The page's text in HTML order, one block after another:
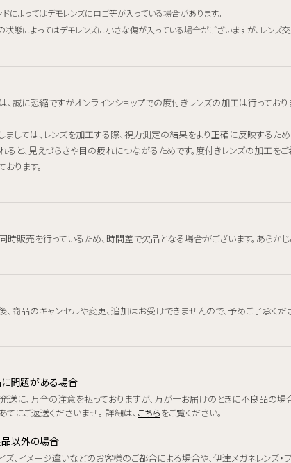
ドによってはデモレンズにロゴ等が入っている場合があります。
状態によってはデモレンズに小さな傷が入っている場合がございますが、レンズ
、誠に恐縮ですがオンラインショップでの度付きレンズの加工は行っており
ましては、レンズを加工する際、視力測定の結果をより正確に反映する
ると、見えづらさや目の疲れにつながるためです。度付きレンズの加工
ります。
時販売を行っているため、時間差で欠品となる場合がございます。あらかじ
、商品のキャンセルや変更、追加はお受けできませんので、予めご了承くだ
問題がある場合
送に、万全の注意を払っておりますが、万が一お届けのときに不良品の
てにご返送くださいませ。 詳細は、 こちらをご覧ください。
以外の場合
ズ、イメージ違いなどのお客様のご都合による場合や、伊達メガネレンズ